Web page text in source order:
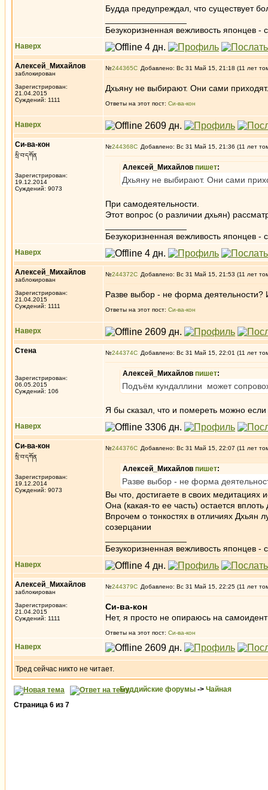
Будда предупреждал, что существует
Безукоризненная вежливость японцев -
Наверх
Алексей_Михайлов
заблокирован
Зарегистрирован:
21.04.2015
Суждений: 1111
№244365 Добавлено: Вс 31 Май 15, 21:18 (11 лет
Дхьяну не выбирают. Они сами приходят.
Ответы на этот пост: Си-ва-кон
Наверх
Си-ва-кон
སྲི་བ་དཀོན
Зарегистрирован:
19.12.2014
Суждений: 9073
№244368 Добавлено: Вс 31 Май 15, 21:36 (11 лет
Алексей_Михайлов пишет:
Дхьяну не выбирают. Они сами
При самодеятельности.
Этот вопрос (о различии дхьян)
Безукоризненная вежливость японцев -
Наверх
Алексей_Михайлов
заблокирован
Зарегистрирован:
21.04.2015
Суждений: 1111
№244372 Добавлено: Вс 31 Май 15, 21:53 (11 лет
Разве выбор - не форма
Ответы на этот пост: Си-ва-кон
Наверх
Стена
Зарегистрирован:
06.05.2015
Суждений: 106
№244374 Добавлено: Вс 31 Май 15, 22:01 (11 лет
Алексей_Михайлов пишет:
Подъём кундаллини может
Я бы сказал, что и помереть можно
Наверх
Си-ва-кон
སྲི་བ་དཀོན
Зарегистрирован:
19.12.2014
Суждений: 9073
№244376 Добавлено: Вс 31 Май 15, 22:07 (11 лет
Алексей_Михайлов пишет:
Разве выбор - не форма
Вы что, достигаете в своих
Она (какая-то ее часть) остается
Впрочем о тонкостях в отличиях Дхьян
созерцании
Безукоризненная вежливость японцев -
Наверх
Алексей_Михайлов
заблокирован
Зарегистрирован:
21.04.2015
Суждений: 1111
№244379 Добавлено: Вс 31 Май 15, 22:25 (11 лет
Си-ва-кон
Нет, я просто не опираюсь на
Ответы на этот пост: Си-ва-кон
Наверх
Тред сейчас никто не читает.
Буддийские форумы -> Чайная
Страница 6 из 7